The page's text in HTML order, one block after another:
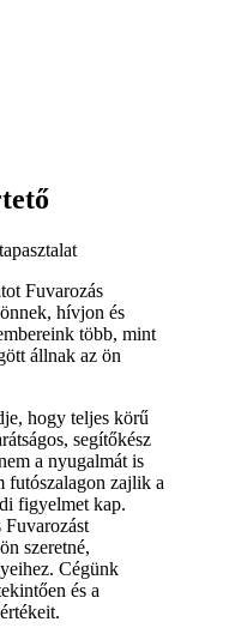
Fuvarozás
hívjon és
több, mint
állnak az ön
hogy teljes körű
segítőkész
a nyugalmát is
futószalagon zajlik a
figyelmet kap.
Fuvarozást
szeretné,
Cégünk
és a